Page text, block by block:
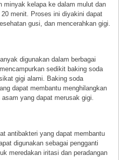
minyak kelapa ke dalam mulut dan
menit. Proses ini diyakini dapat
gusi, dan mencerahkan gigi.
digunakan dalam berbagai
sedikit baking soda
gigi alami. Baking soda
dapat membantu menghilangkan
yang dapat merusak gigi.
antibakteri yang dapat membantu
digunakan sebagai pengganti
meredakan iritasi dan peradangan